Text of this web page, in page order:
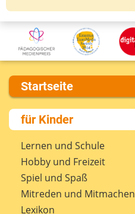
Startseite
Über uns
Presse
Kontakt
Impressum
Internet-ABC Sitemap
Barrierefreiheit
Länderprojekte
für Kinder
Lernen und Schule
Hobby und Freizeit
Spiel und Spaß
Mitreden und Mitmachen
Lexikon